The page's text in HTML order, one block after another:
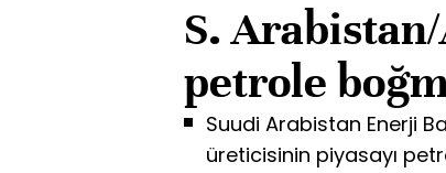
S.
petrole
Suudi Arabistan Enerji
üreticisinin piyasayı